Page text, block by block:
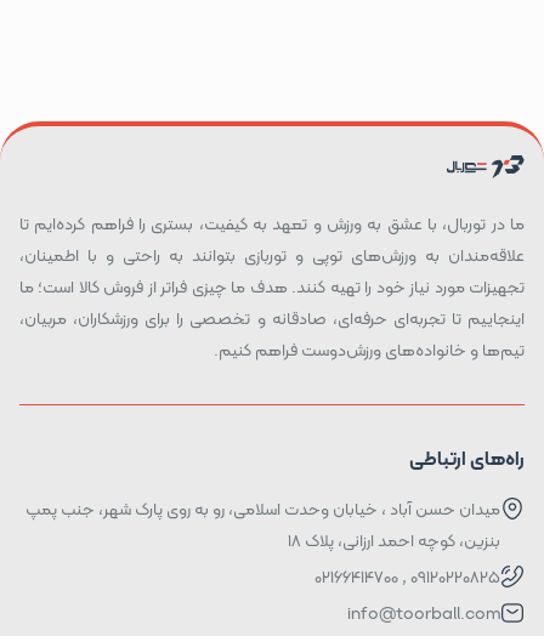
ما در توربال، با عشق به ورزش و تعهد به کیفیت، بستری را فراهم کرده‌ایم تا
علاقه‌مندان به ورزش‌های توپی و توربازی بتوانند به راحتی و با اطمینان،
تجهیزات مورد نیاز خود را تهیه کنند. هدف ما چیزی فراتر از فروش کالا است؛ ما
اینجاییم تا تجربه‌ای حرفه‌ای، صادقانه و تخصصی را برای ورزشکاران، مربیان،
تیم‌ها و خانواده‌های ورزش‌دوست فراهم کنیم.
راه‌های ارتباطی
میدان حسن آباد ، خیابان وحدت اسلامی، رو به روی پارک شهر، جنب پمپ
بنزین، کوچه احمد ارزانی، پلاک ۱۸
09120220825 , 02166414700
info@toorball.com